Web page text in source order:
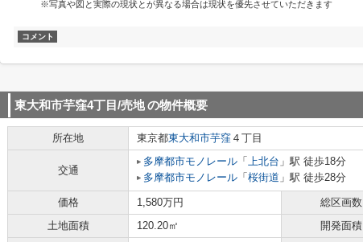
※写真や図と実際の現状とが異なる場合は現状を優先させていただきます
コメント
東大和市芋窪4丁目/売地の物件概要
所在地 東京都東大和市芋窪 ４丁目
交通
多摩都市モノレール 「 上北台 」駅 徒歩18分
多摩都市モノレール 「 桜街道 」駅 徒歩28分
価格 1,580万円 総区画数
土地面積
120.20㎡ 開発面積